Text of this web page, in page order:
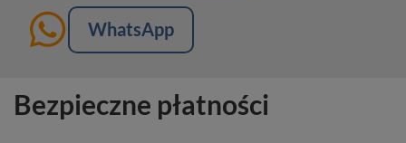
WhatsApp
Bezpieczne płatności